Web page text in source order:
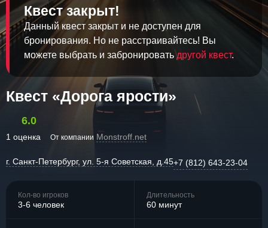
Квест закрыт!
Данный квест закрыт и не доступен для
бронирования. Но не расстраивайтесь! Вы
можете выбрать и забронироватьдругой квест.
Квест «Дорога ярости»
6.0
1 оценка От компании Monstroff.net
г. Санкт-Петербург, ул. 5-я Советская, д.45+7 (812) 643-23-04
Кол-во игроков
3-6 человек
Длительность
60 минут